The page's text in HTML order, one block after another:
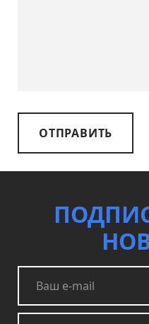
ОТПРАВИТЬ